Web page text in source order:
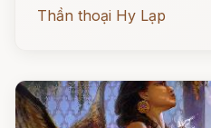
Thần thoại Hy Lạp